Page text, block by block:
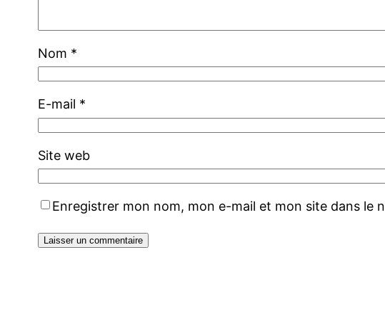
Nom *
E-mail *
Site web
Enregistrer mon nom, mon e-mail et mon site dans le